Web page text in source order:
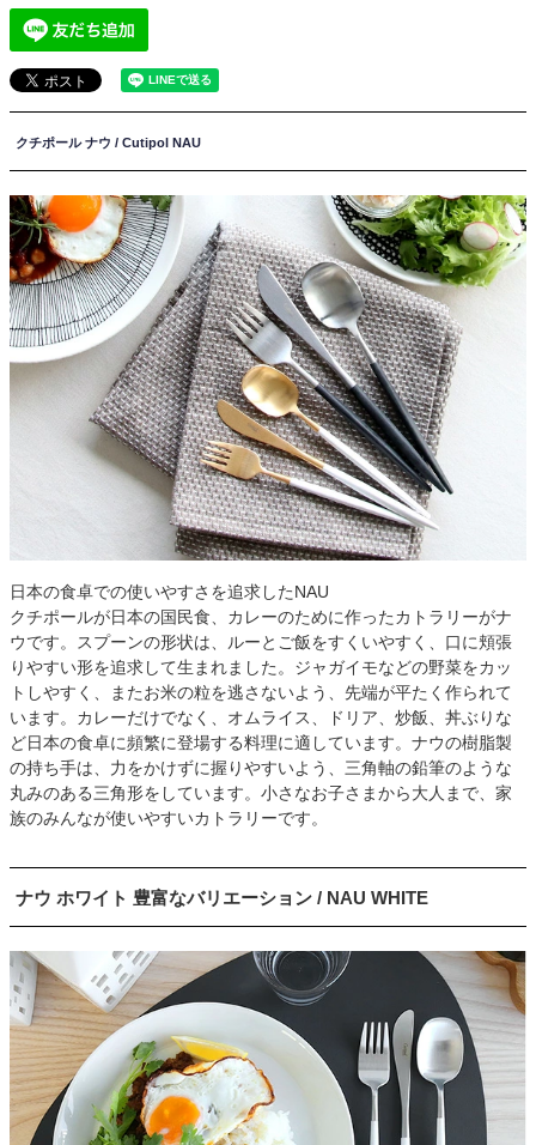
クチポール ナウ / Cutipol NAU
日本の食卓での使いやすさを追求したNAU
クチポールが日本の国民食、カレーのために作ったカトラリーがナ
ウです。スプーンの形状は、ルーとご飯をすくいやすく、口に頬張
りやすい形を追求して生まれました。ジャガイモなどの野菜をカッ
トしやすく、またお米の粒を逃さないよう、先端が平たく作られて
います。カレーだけでなく、オムライス、ドリア、炒飯、丼ぶりな
ど日本の食卓に頻繁に登場する料理に適しています。ナウの樹脂製
の持ち手は、力をかけずに握りやすいよう、三角軸の鉛筆のような
丸みのある三角形をしています。小さなお子さまから大人まで、家
族のみんなが使いやすいカトラリーです。
ナウ ホワイト 豊富なバリエーション / NAU WHITE